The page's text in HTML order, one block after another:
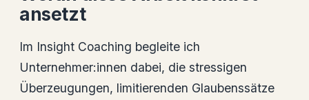
ansetzt
Im Insight Coaching begleite ich
Unternehmer:innen dabei, die stressigen
Überzeugungen, limitierenden Glaubenssätze